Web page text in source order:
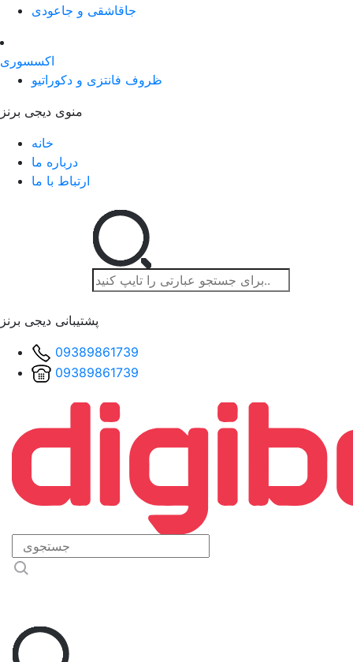
جاقاشقی و جاعودی
اکسسوری
ظروف فانتزی و دکوراتیو
منوی دیجی برنز
خانه
درباره ما
ارتباط با ما
پشتیبانی دیجی برنز
09389861739
09389861739